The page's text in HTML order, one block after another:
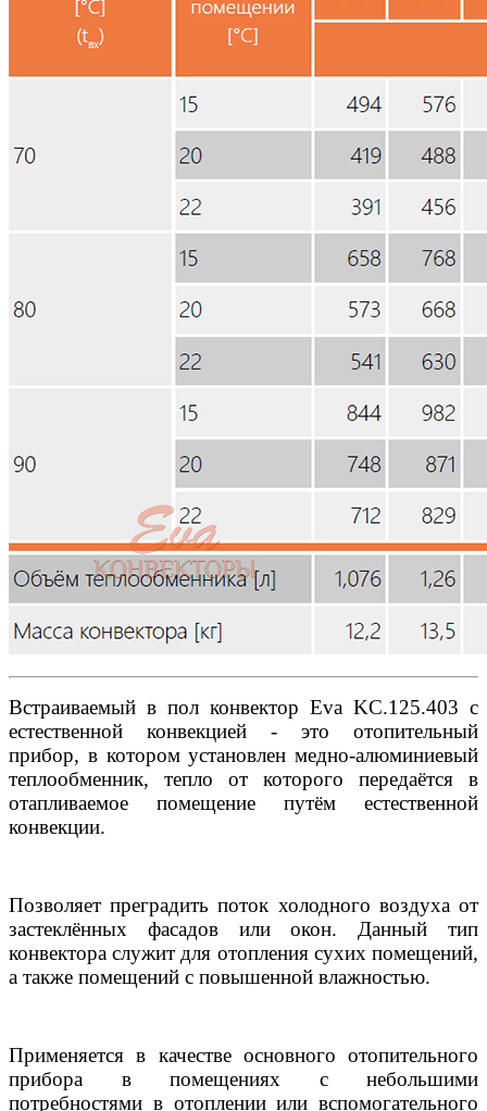
Встраиваемый в пол конвектор Eva KC.125.403 с
естественной конвекцией - это отопительный
прибор, в котором установлен медно-алюминиевый
теплообменник, тепло от которого передаётся в
отапливаемое помещение путём естественной
конвекции.
Позволяет преградить поток холодного воздуха от
застеклённых фасадов или окон. Данный тип
конвектора служит для отопления сухих помещений,
а также помещений с повышенной влажностью.
Применяется в качестве основного отопительного
прибора в помещениях с небольшими
потребностями в отоплении или вспомогательного